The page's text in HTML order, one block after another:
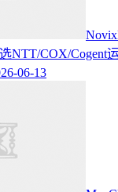
NTT/COX/Cogent
06-13